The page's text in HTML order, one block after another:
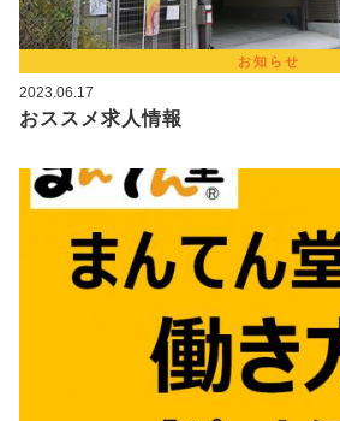
お知らせ
2023.06.17
おススメ求人情報